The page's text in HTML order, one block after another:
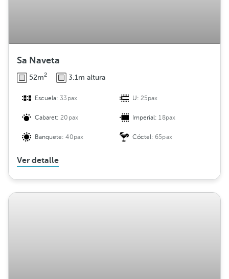
Sa Naveta
52m2 3.1m altura
Escuela:33pax U:25pax
Cabaret:20pax Imperial:18pax
Banquete:40pax Cóctel:65pax
Ver detalle